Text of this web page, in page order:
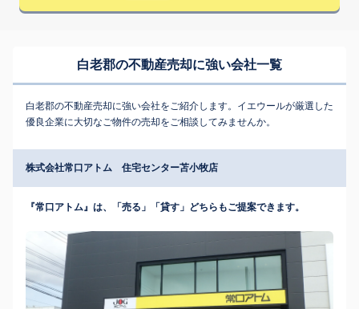
白老郡の不動産売却に強い会社一覧
白老郡の不動産売却に強い会社をご紹介します。イエウールが厳選した
優良企業に大切なご物件の売却をご相談してみませんか。
株式会社常口アトム 住宅センター苫小牧店
『常口アトム』は、「売る」「貸す」どちらもご提案できます。